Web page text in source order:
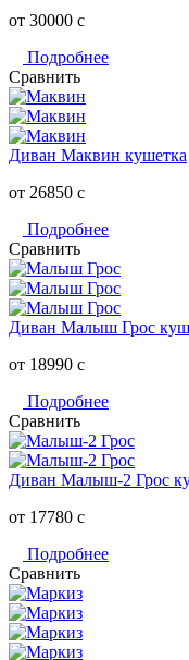
от 30000 c
Подробнее
Сравнить
Диван Маквин кушетка
от 26850 c
Подробнее
Сравнить
Диван Малыш Грос
от 18990 c
Подробнее
Сравнить
Диван Малыш-2 Грос
от 17780 c
Подробнее
Сравнить